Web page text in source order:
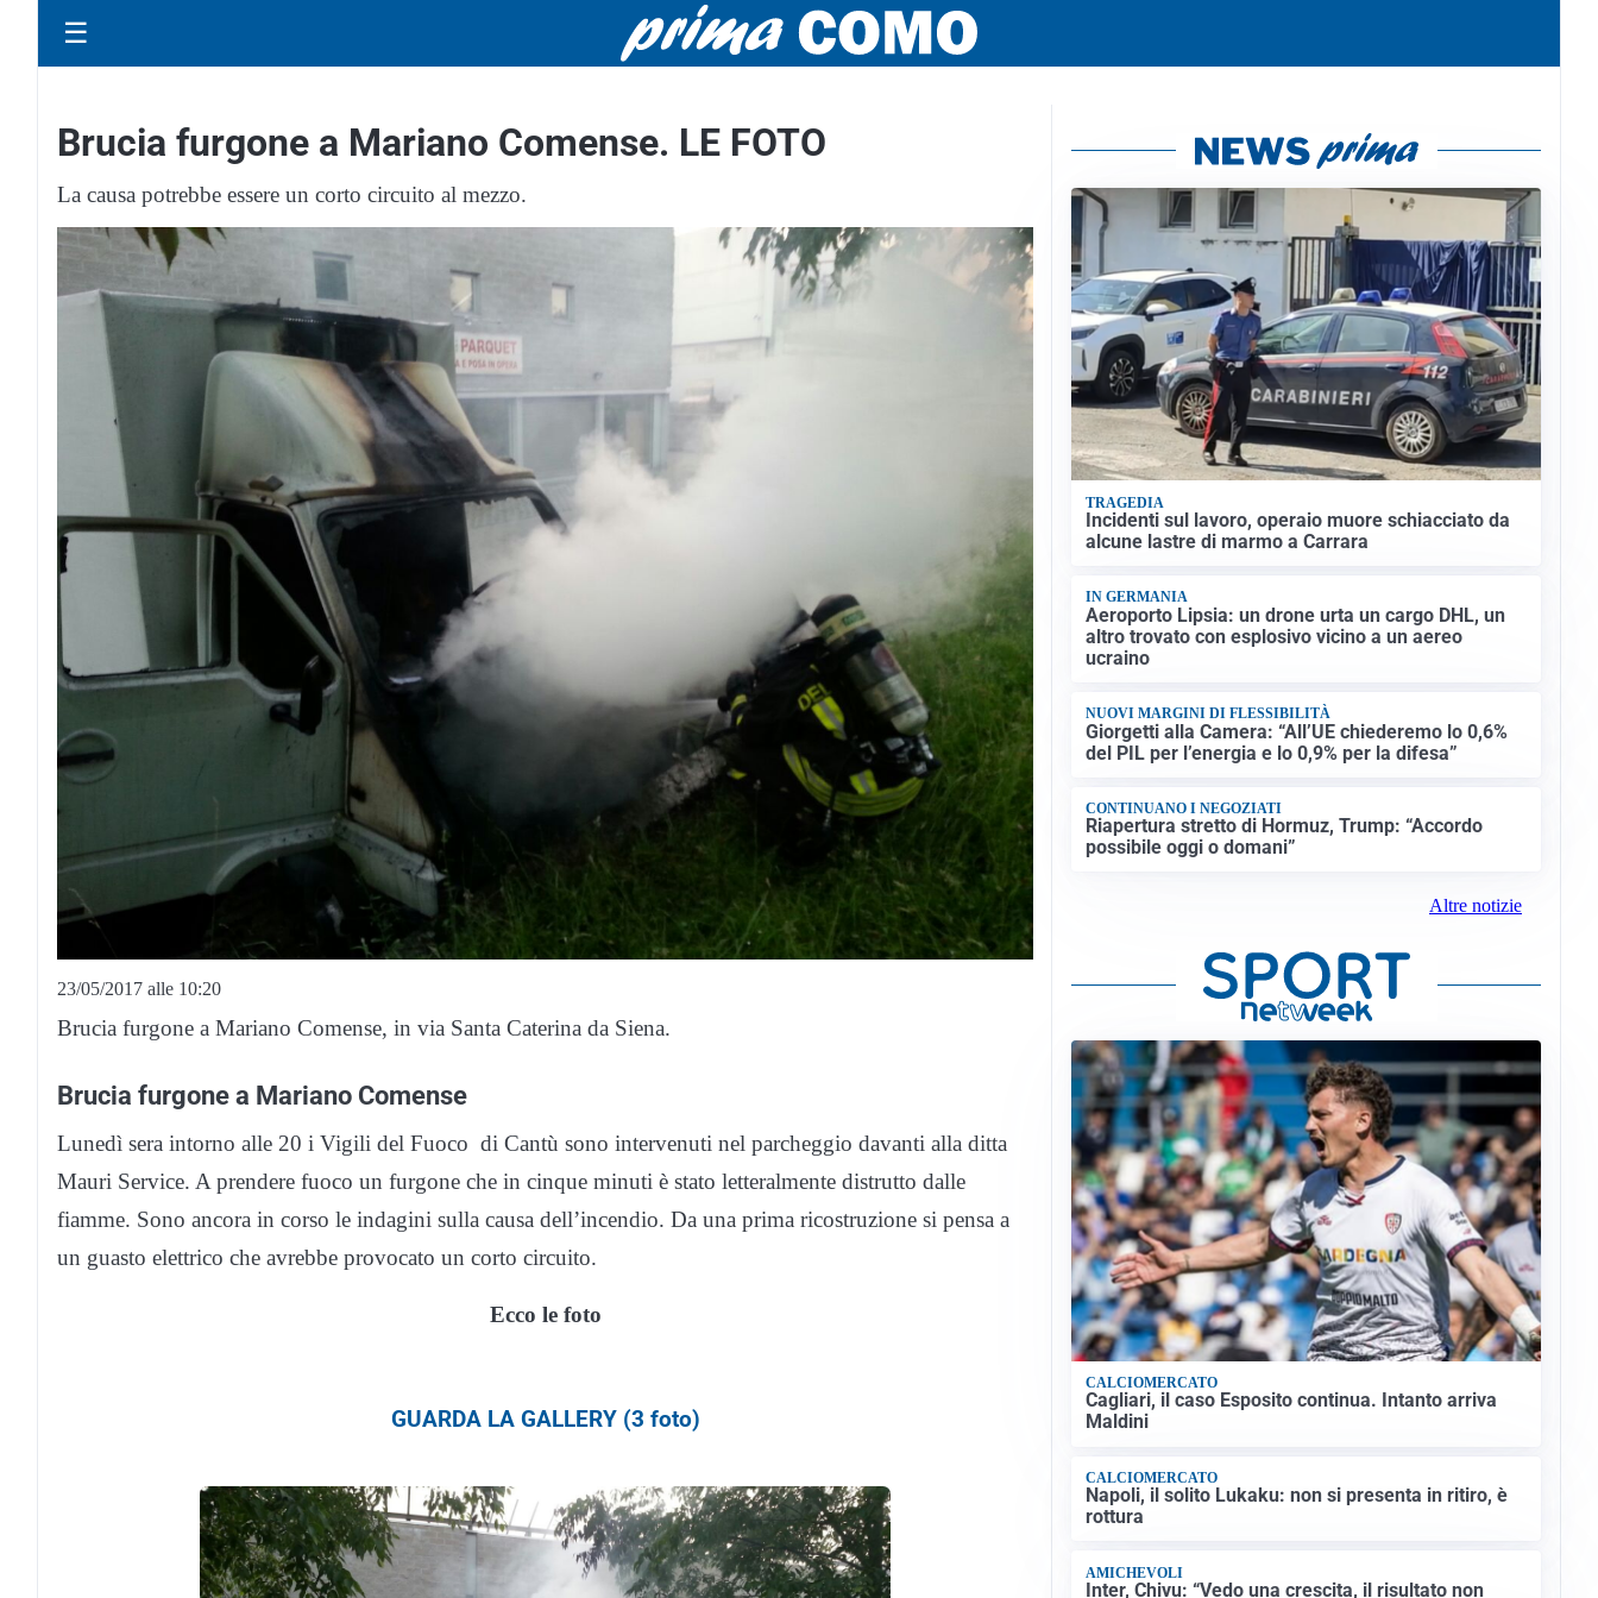
☰
Brucia furgone a Mariano Comense. LE FOTO
La causa potrebbe essere un corto circuito al mezzo.
23/05/2017 alle 10:20
Brucia furgone a Mariano Comense, in via Santa Caterina da Siena.
Brucia furgone a Mariano Comense
Lunedì sera intorno alle 20 i Vigili del Fuoco di Cantù sono intervenuti nel parcheggio davanti alla ditta
Mauri Service. A prendere fuoco un furgone che in cinque minuti è stato letteralmente distrutto dalle
fiamme. Sono ancora in corso le indagini sulla causa dell’incendio. Da una prima ricostruzione si pensa a
un guasto elettrico che avrebbe provocato un corto circuito.
Ecco le foto
GUARDA LA GALLERY (3 foto)
TRAGEDIA
Incidenti sul lavoro, operaio muore schiacciato da
alcune lastre di marmo a Carrara
IN GERMANIA
Aeroporto Lipsia: un drone urta un cargo DHL, un
altro trovato con esplosivo vicino a un aereo
ucraino
NUOVI MARGINI DI FLESSIBILITÀ
Giorgetti alla Camera: “All’UE chiederemo lo 0,6%
del PIL per l’energia e lo 0,9% per la difesa”
CONTINUANO I NEGOZIATI
Riapertura stretto di Hormuz, Trump: “Accordo
possibile oggi o domani”
Altre notizie
CALCIOMERCATO
Cagliari, il caso Esposito continua. Intanto arriva
Maldini
CALCIOMERCATO
Napoli, il solito Lukaku: non si presenta in ritiro, è
rottura
AMICHEVOLI
Inter, Chivu: “Vedo una crescita, il risultato non